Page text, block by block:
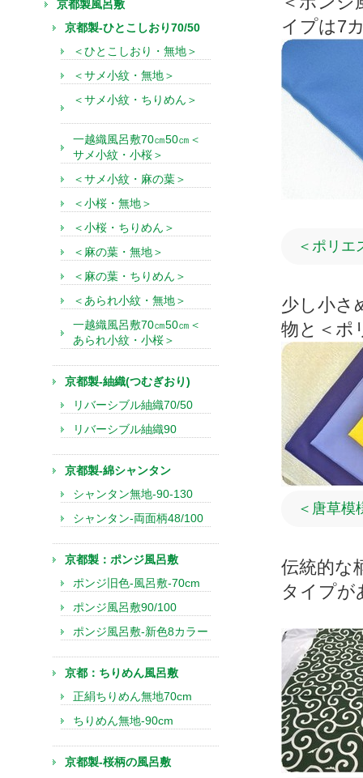
イプは7
＜ポリ
少し小さ
物と＜ポ
＜唐草
伝統的な
タイプが
京都製風呂敷
京都製-ひとこしおり70/50
＜ひとこしおり・無地＞
＜サメ小紋・無地＞
＜サメ小紋・ちりめん＞
一越織風呂敷70㎝50㎝＜
サメ小紋・小桜＞
＜サメ小紋・麻の葉＞
＜小桜・無地＞
＜小桜・ちりめん＞
＜麻の葉・無地＞
＜麻の葉・ちりめん＞
＜あられ小紋・無地＞
一越織風呂敷70㎝50㎝＜
あられ小紋・小桜＞
京都製-紬織(つむぎおり)
リバーシブル紬織70/50
リバーシブル紬織90
京都製-綿シャンタン
シャンタン無地-90-130
シャンタン-両面柄48/100
京都製：ポンジ風呂敷
ポンジ旧色-風呂敷-70cm
ポンジ風呂敷90/100
ポンジ風呂敷-新色8カラー
京都：ちりめん風呂敷
正絹ちりめん無地70cm
ちりめん無地-90cm
京都製-桜柄の風呂敷